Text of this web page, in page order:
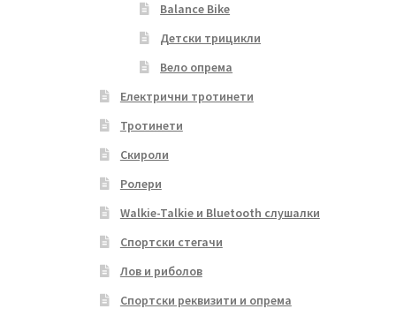
Balance Bike
Детски трицикли
Вело опрема
Електрични тротинети
Тротинети
Скироли
Ролери
Walkie-Talkie и Bluetooth слушалки
Спортски стегачи
Лов и риболов
Спортски реквизити и опрема